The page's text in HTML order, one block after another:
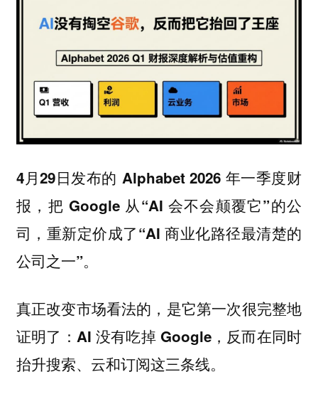
4月29日发布的 Alphabet 2026 年一季度财
报，把 Google 从“AI 会不会颠覆它”的公
司，重新定价成了“AI 商业化路径最清楚的
公司之一”。
真正改变市场看法的，是它第一次很完整地
证明了：AI 没有吃掉 Google，反而在同时
抬升搜索、云和订阅这三条线。